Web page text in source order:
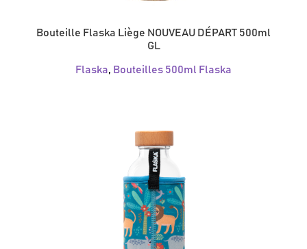
Bouteille Flaska Liège NOUVEAU DÉPART 500ml
GL
Flaska, Bouteilles 500ml Flaska